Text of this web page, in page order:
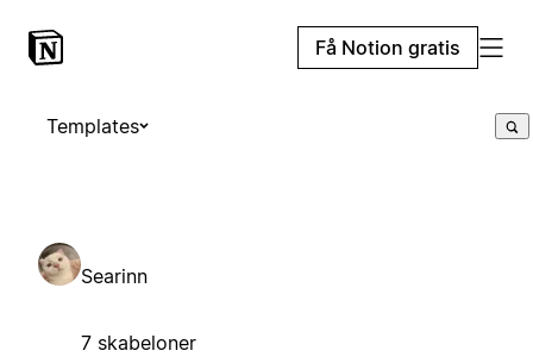
Få Notion gratis
Templates
Searinn
7 skabeloner